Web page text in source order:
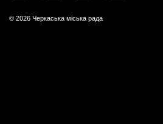
© 2026 Черкаська міська рада